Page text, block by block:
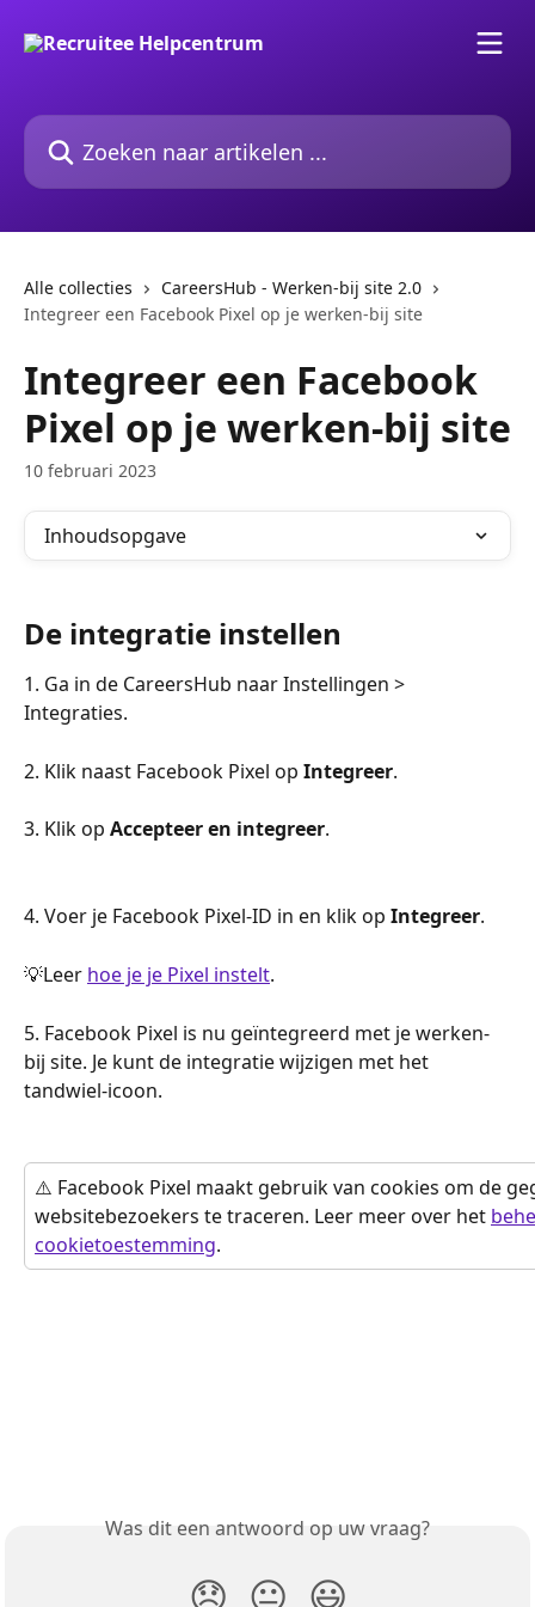
Zoeken naar artikelen ...
Alle collecties
CareersHub - Werken-bij site 2.0
Integreer een Facebook Pixel op je werken-bij site
Integreer een Facebook
Pixel op je werken-bij site
10 februari 2023
Inhoudsopgave
De integratie instellen
1. Ga in de CareersHub naar Instellingen >
Integraties.
2. Klik naast Facebook Pixel op Integreer.
3. Klik op Accepteer en integreer.
4. Voer je Facebook Pixel-ID in en klik op Integreer.
💡Leer hoe je je Pixel instelt.
5. Facebook Pixel is nu geïntegreerd met je werken-
bij site. Je kunt de integratie wijzigen met het
tandwiel-icoon.
⚠️ Facebook Pixel maakt gebruik van cookies om de
websitebezoekers te traceren. Leer meer over het
cookietoestemming.
Was dit een antwoord op uw vraag?
😞 😐 😃